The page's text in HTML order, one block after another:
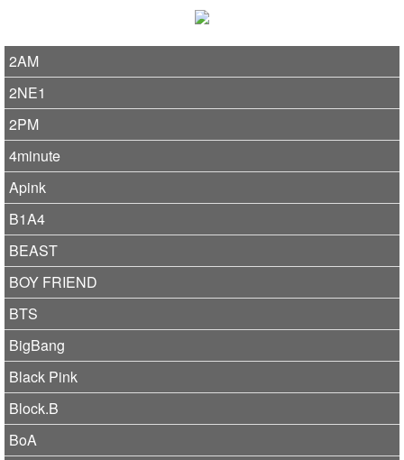
2AM
2NE1
2PM
4minute
Apink
B1A4
BEAST
BOY FRIEND
BTS
BigBang
Black Pink
Block.B
BoA